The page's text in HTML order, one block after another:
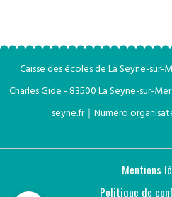
Caisse des écoles de La Seyne-sur-
Charles Gide - 83500 La Seyne-sur-Mer
seyne.fr｜ Numéro
Mentions
Politique de